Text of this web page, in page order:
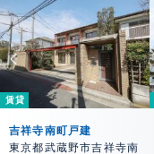
賃貸
吉祥寺南町戸建
東京都武蔵野市吉祥寺南